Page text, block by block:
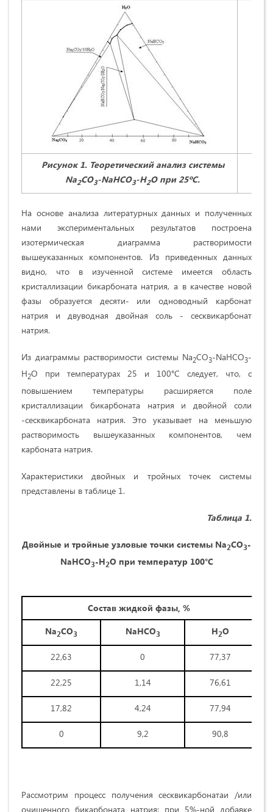
Рисунок 1.Теоретический анализ системы
Na2CO3-NaHCO3-H2O при 25ºС.
На основе анализа литературных данных и полученных
нами экспериментальных результатов построена
изотермическая диаграмма растворимости
вышеуказанных компонентов. Из приведенных данных
видно, что в изученной системе имеется область
кристаллизации бикарбоната натрия, а в качестве новой
фазы образуется десяти- или одноводный карбонат
натрия и двуводная двойная соль - сесквикарбонат
натрия.
Из диаграммы растворимости системы Na2CO3-NaHCO3-
H2O при температурах 25 и 100°С следует, что, с
повышением температуры расширяется поле
кристаллизации бикарбоната натрия и двойной соли
-сесквикарбоната натрия. Это указывает на меньшую
растворимость вышеуказанных компонентов, чем
карбоната натрия.
Характеристики двойных и тройных точек системы
представлены в таблице 1.
Таблица 1.
Двойные и тройные узловые точки системы Na2CO3-
NaHCO3-H2O при температур 100°С
Состав жидкой фазы, %
Na2CO3 NaHCO3 H2O
22,63 0 77,37
22,25 1,14 76,61
17,82 4,24 77,94
0 9,2 90,8
Рассмотрим процесс получения сесквикарбонатаи /или
очишенного бикарбоната натрия: при 5%-ной добавке